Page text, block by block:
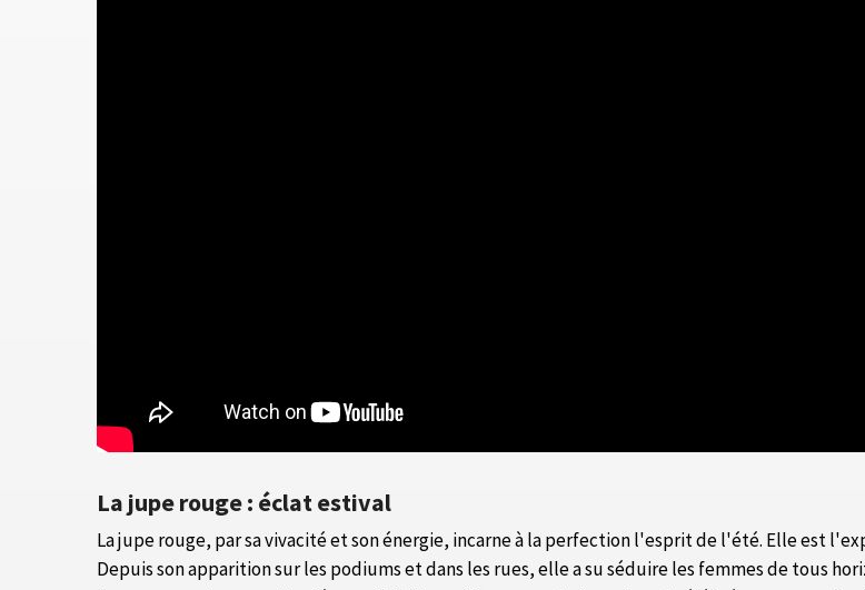
La jupe rouge : éclat estival
La jupe rouge, par sa vivacité et son énergie, incarne à la perfection l'esprit de l'été. Elle est
Depuis son apparition sur les podiums et dans les rues, elle a su séduire les femmes de tous